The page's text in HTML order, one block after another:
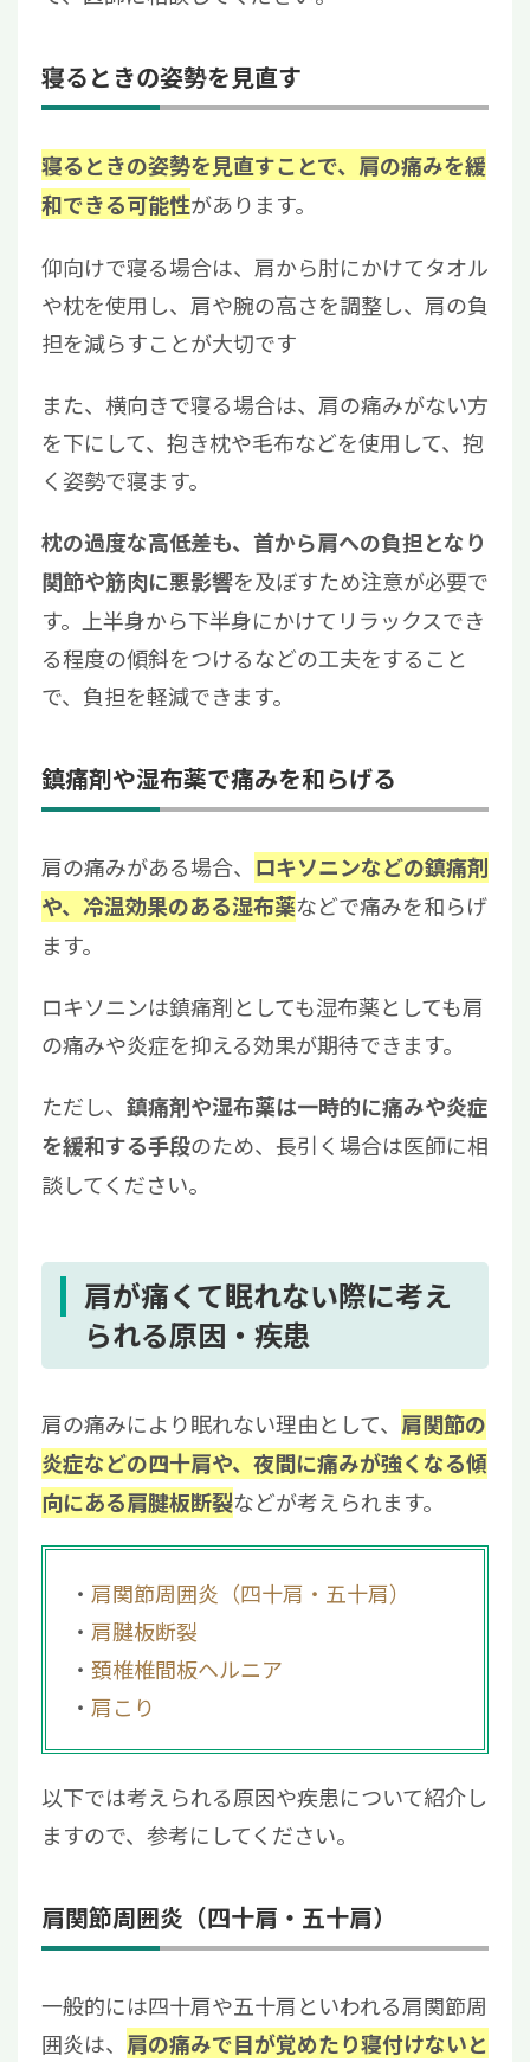
寝るときの姿勢を見直す
寝るときの姿勢を見直すことで、肩の痛みを緩
和できる可能性があります。
仰向けで寝る場合は、肩から肘にかけてタオル
や枕を使用し、肩や腕の高さを調整し、肩の負
担を減らすことが大切です
また、横向きで寝る場合は、肩の痛みがない方
を下にして、抱き枕や毛布などを使用して、抱
く姿勢で寝ます。
枕の過度な高低差も、首から肩への負担となり
関節や筋肉に悪影響を及ぼすため注意が必要で
す。上半身から下半身にかけてリラックスでき
る程度の傾斜をつけるなどの工夫をすること
で、負担を軽減できます。
鎮痛剤や湿布薬で痛みを和らげる
肩の痛みがある場合、 ロキソニンなどの鎮痛剤
や、冷温効果のある湿布薬などで痛みを和らげ
ます。
ロキソニンは鎮痛剤としても湿布薬としても肩
の痛みや炎症を抑える効果が期待できます。
ただし、 鎮痛剤や湿布薬は一時的に痛みや炎症
を緩和する手段のため、長引く場合は医師に相
談してください。
肩が痛くて眠れない際に考え
られる原因・疾患
肩の痛みにより眠れない理由として、 肩関節の
炎症などの四十肩や、夜間に痛みが強くなる傾
向にある肩腱板断裂などが考えられます。
肩関節周囲炎（四十肩・五十肩）
肩腱板断裂
頚椎椎間板ヘルニア
肩こり
以下では考えられる原因や疾患について紹介し
ますので、参考にしてください。
肩関節周囲炎（四十肩・五十肩）
一般的には四十肩や五十肩といわれる肩関節周
囲炎は、 肩の痛みで目が覚めたり寝付けないと